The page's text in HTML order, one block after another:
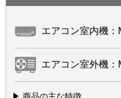
エアコン室内機
エアコン室外機
▶ 商品の主な特徴